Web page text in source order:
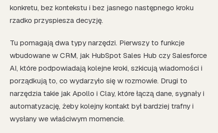
konkretu, bez kontekstu i bez jasnego następnego kroku
rzadko przyspiesza decyzję.
Tu pomagają dwa typy narzędzi. Pierwszy to funkcje
wbudowane w CRM, jak HubSpot Sales Hub czy Salesforce
AI, które podpowiadają kolejne kroki, szkicują wiadomości i
porządkują to, co wydarzyło się w rozmowie. Drugi to
narzędzia takie jak Apollo i Clay, które łączą dane, sygnały i
automatyzację, żeby kolejny kontakt był bardziej trafny i
wysłany we właściwym momencie.